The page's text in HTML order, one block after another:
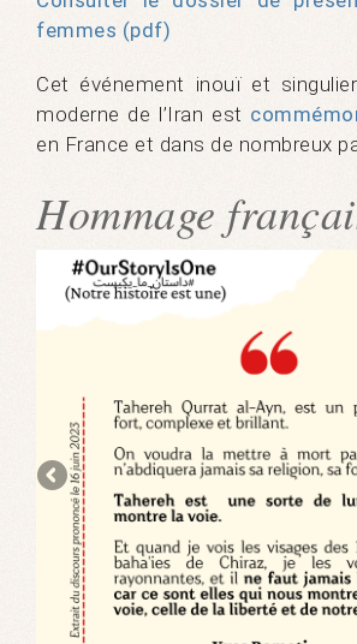
femmes (pdf)
Cet événement inouï et
moderne de l’Iran est
en France et dans de nombreux
Hommage